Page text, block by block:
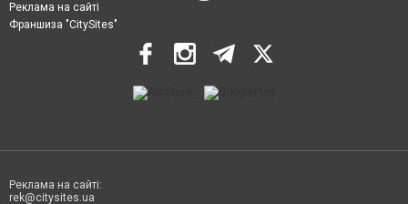
Реклама на сайті
Франшиза "CitySites"
Реклама на сайті:
rek@citysites.ua